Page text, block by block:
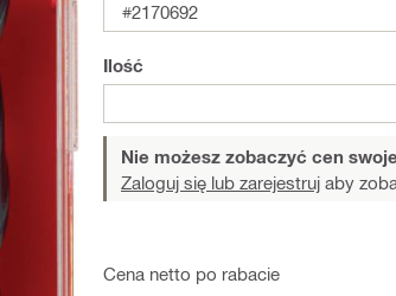
#2170692
Ilość
Nie możesz zobaczyć cen
Zaloguj się lub zarejestruj aby
Cena netto po rabacie